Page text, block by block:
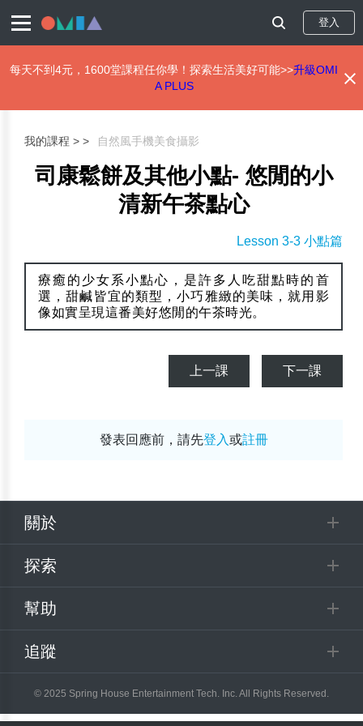
登入
每天不到4元，1600堂課程任你學！探索生活美好可能>>升級OMI
A PLUS
我的課程 > 自然風手機美食攝影
司康鬆餅及其他小點- 悠閒的小
清新午茶點心
Lesson 3-3 小點篇
療癒的少女系小點心，是許多人吃甜點時的首
選，甜鹹皆宜的類型，小巧雅緻的美味，就用影
像如實呈現這番美好悠閒的午茶時光。
上一課 下一課
發表回應前，請先登入或註冊
關於
探索
幫助
追蹤
© 2025 Spring House Entertainment Tech. Inc. All Rights Reserved.